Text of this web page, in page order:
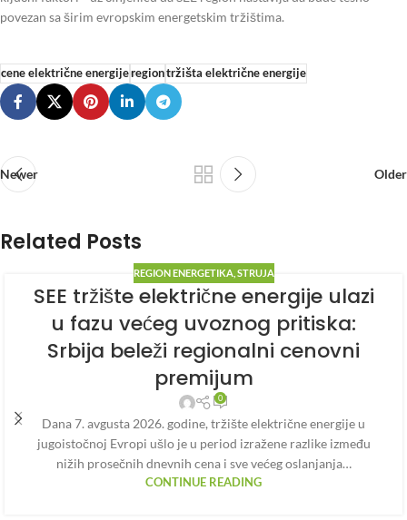
povezan sa širim evropskim energetskim tržištima.
cene električne energijeregiontržišta električne energije
Newer Older
Related Posts
REGION ENERGETIKA, STRUJA
SEE tržište električne energije ulazi
u fazu većeg uvoznog pritiska:
Srbija beleži regionalni cenovni
premijum
0
Dana 7. avgusta 2026. godine, tržište električne energije u
jugoistočnoj Evropi ušlo je u period izražene razlike između
nižih prosečnih dnevnih cena i sve većeg oslanjanja…
CONTINUE READING